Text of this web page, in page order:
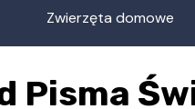
Zwierzęta domowe
Pisma